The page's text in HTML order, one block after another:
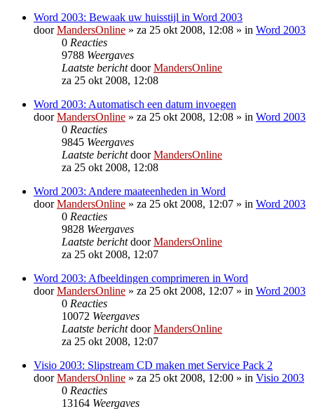
Word 2003: Bewaak uw huisstijl in Word 2003
doorMandersOnline » za 25 okt 2008, 12:08 » in Word 2003
0 Reacties
9788 Weergaves
Laatste berichtdoorMandersOnline
za 25 okt 2008, 12:08
Word 2003: Automatisch een datum invoegen
doorMandersOnline » za 25 okt 2008, 12:08 » in Word 2003
0 Reacties
9845 Weergaves
Laatste berichtdoorMandersOnline
za 25 okt 2008, 12:08
Word 2003: Andere maateenheden in Word
doorMandersOnline » za 25 okt 2008, 12:07 » in Word 2003
0 Reacties
9828 Weergaves
Laatste berichtdoorMandersOnline
za 25 okt 2008, 12:07
Word 2003: Afbeeldingen comprimeren in Word
doorMandersOnline » za 25 okt 2008, 12:07 » in Word 2003
0 Reacties
10072 Weergaves
Laatste berichtdoorMandersOnline
za 25 okt 2008, 12:07
Visio 2003: Slipstream CD maken met Service Pack 2
doorMandersOnline » za 25 okt 2008, 12:00 » in Visio 2003
0 Reacties
13164 Weergaves